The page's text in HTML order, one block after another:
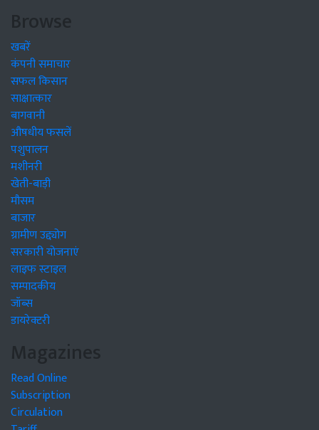
Browse
खबरें
कंपनी समाचार
सफल किसान
साक्षात्कार
बागवानी
औषधीय फसलें
पशुपालन
मशीनरी
खेती-बाड़ी
मौसम
बाजार
ग्रामीण उद्द्योग
सरकारी योजनाएं
लाइफ स्टाइल
सम्पादकीय
जॉब्स
डायरेक्टरी
Magazines
Read Online
Subscription
Circulation